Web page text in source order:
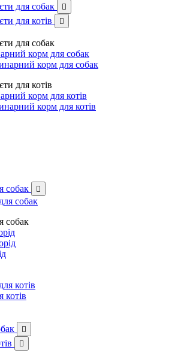
для собак

для котів 
для собак
корм для собак
корм для собак
для котів
корм для котів
корм для котів
собак

собак
собак
котів
котів

